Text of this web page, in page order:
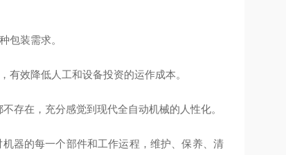
包装需求。
效降低人工和设备投资的运作成本。
在，充分感觉到现代全自动机械的人性化。
器的每一个部件和工作运程，维护、保养、清